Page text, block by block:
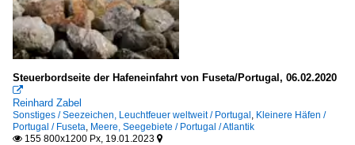
Fregatten, Korvetten
Spanien
Seeschiffe
Autotransporter / vehicles carrier
Steuerbordseite der Hafeneinfahrt von Fuseta/Portugal, 06.02.2020

Reinhard Zabel
Sonstiges / Seezeichen, Leuchtfeuer weltweit / Portugal , Kleinere Häfen /
Portugal / Fuseta, Meere, Seegebiete / Portugal / Atlantik
 155 800x1200 Px, 19.01.2023 